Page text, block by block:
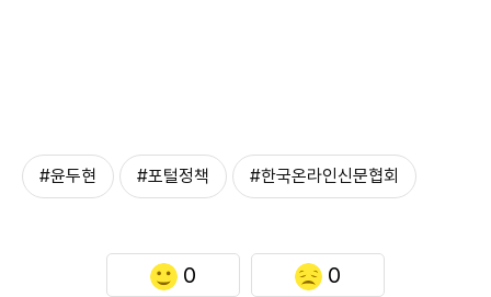
#윤두현 #포털정책 #한국온라인신문협회
0 0